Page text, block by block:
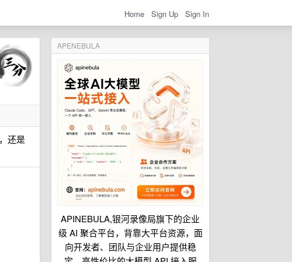
Home Sign Up Sign In
APENEBULA
APINEBULA,银河录像局旗下的企业
级 AI 聚合平台，背靠大平台资源，面
向开发者、团队与企业用户提供稳
还是